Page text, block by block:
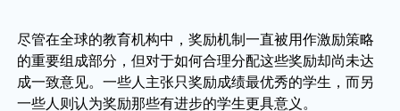
尽管在全球的教育机构中，奖励机制一直被用作激励策略
的重要组成部分，但对于如何合理分配这些奖励却尚未达
成一致意见。一些人主张只奖励成绩最优秀的学生，而另
一些人则认为奖励那些有进步的学生更具意义。